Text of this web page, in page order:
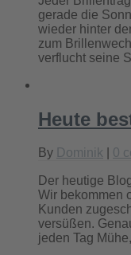
gerade die
wieder hinter
zum
verflucht seine
Heute
By Dominik 0
Der heutige
Wir bekommen
Kunden
versüßen.
jeden Tag